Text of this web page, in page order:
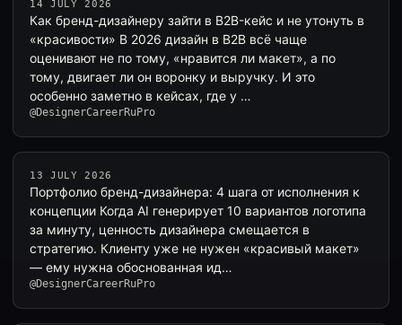
14 JULY 2026
Как бренд-дизайнеру зайти в B2B-кейс и не утонуть в
«красивости» В 2026 дизайн в B2B всё чаще
оценивают не по тому, «нравится ли макет», а по
тому, двигает ли он воронку и выручку. И это
особенно заметно в кейсах, где у …
@DesignerCareerRuPro
13 JULY 2026
Портфолио бренд-дизайнера: 4 шага от исполнения к
концепции Когда AI генерирует 10 вариантов логотипа
за минуту, ценность дизайнера смещается в
стратегию. Клиенту уже не нужен «красивый макет»
— ему нужна обоснованная ид…
@DesignerCareerRuPro